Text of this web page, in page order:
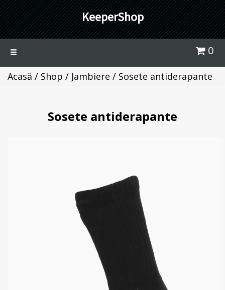
KeeperShop
Toggle
0
Acasă / Shop / Jambiere / Sosete antiderapante
Sosete antiderapante